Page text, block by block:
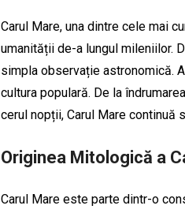
Carul Mare, una dintre cele mai
umanității de-a lungul mileniilor.
simpla observație astronomică.
cultura populară. De la
cerul nopții, Carul Mare continuă
Originea Mitologică a
Carul Mare este parte dintr-o